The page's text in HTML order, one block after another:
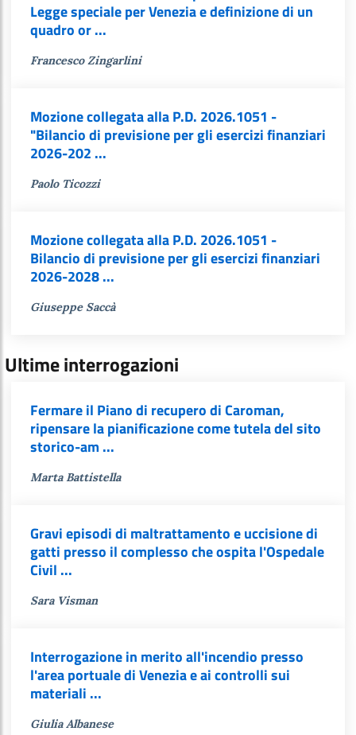
Legge speciale per Venezia e definizione di un
quadro or ...
Francesco Zingarlini
Mozione collegata alla P.D. 2026.1051 -
"Bilancio di previsione per gli esercizi finanziari
2026-202 ...
Paolo Ticozzi
Mozione collegata alla P.D. 2026.1051 -
Bilancio di previsione per gli esercizi finanziari
2026-2028 ...
Giuseppe Saccà
Ultime interrogazioni
Fermare il Piano di recupero di Caroman,
ripensare la pianificazione come tutela del sito
storico-am ...
Marta Battistella
Gravi episodi di maltrattamento e uccisione di
gatti presso il complesso che ospita l'Ospedale
Civil ...
Sara Visman
Interrogazione in merito all'incendio presso
l'area portuale di Venezia e ai controlli sui
materiali ...
Giulia Albanese